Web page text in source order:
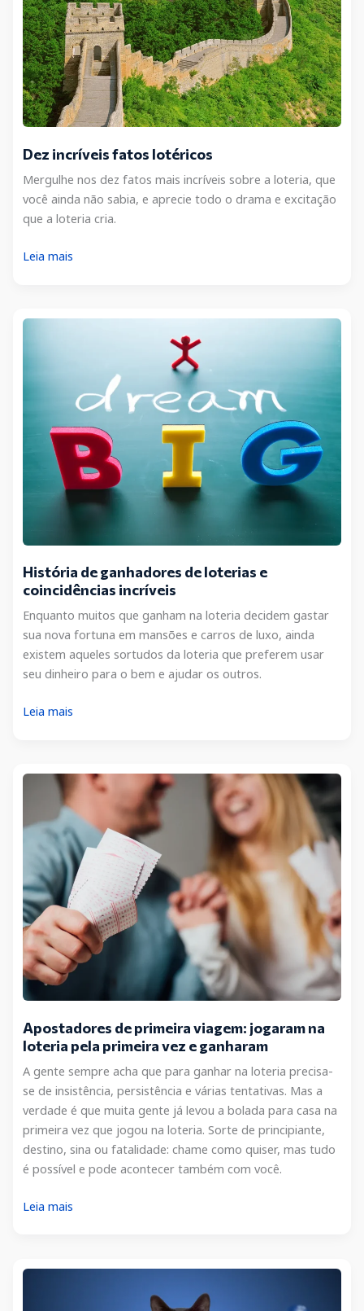
Dez incríveis fatos lotéricos
Mergulhe nos dez fatos mais incríveis sobre a loteria, que
você ainda não sabia, e aprecie todo o drama e excitação
que a loteria cria.
Dez
Leia mais
História de ganhadores de loterias e
coincidências incríveis
Enquanto muitos que ganham na loteria decidem gastar
sua nova fortuna em mansões e carros de luxo, ainda
existem aqueles sortudos da loteria que preferem usar
seu dinheiro para o bem e ajudar os outros.
História
loterias
coincidências
incríveis
Leia mais
Apostadores de primeira viagem: jogaram na
loteria pela primeira vez e ganharam
A gente sempre acha que para ganhar na loteria precisa-
se de insistência, persistência e várias tentativas. Mas a
verdade é que muita gente já levou a bolada para casa na
primeira vez que jogou na loteria. Sorte de principiante,
destino, sina ou fatalidade: chame como quiser, mas tudo
é possível e pode acontecer também com você.
Apostadores
Leia mais